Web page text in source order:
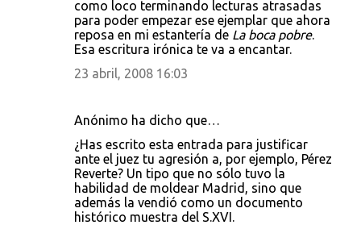
como loco terminando lecturas atrasadas
para poder empezar ese ejemplar que ahora
reposa en mi estantería de La boca pobre.
Esa escritura irónica te va a encantar.
23 abril, 2008 16:03
Anónimo ha dicho que…
¿Has escrito esta entrada para justificar
ante el juez tu agresión a, por ejemplo, Pérez
Reverte? Un tipo que no sólo tuvo la
habilidad de moldear Madrid, sino que
además la vendió como un documento
histórico muestra del S.XVI.